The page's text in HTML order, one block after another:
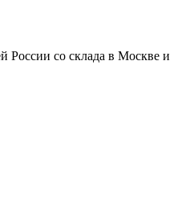
России со склада в Москве и